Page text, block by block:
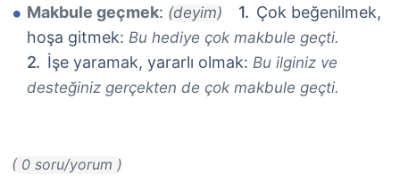
Makbule geçmek: (deyim)
Çok beğenilmek,
hoşa gitmek: Bu hediye çok makbule geçti.
İşe yaramak, yararlı olmak: Bu ilginiz ve
desteğiniz gerçekten de çok makbule geçti.
( 0 soru/yorum )